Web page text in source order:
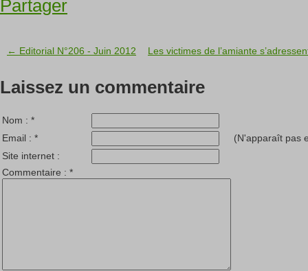
← Editorial N°206 - Juin 2012 Les victimes de l’amiante
Laissez un commentaire
Nom : *
Email : *
(N'apparaît pas
Site internet :
Commentaire : *